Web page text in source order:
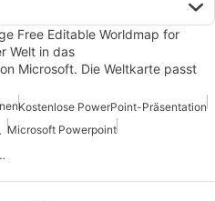
Free Editable Worldmap for
Welt in das
Microsoft. Die Weltkarte passt
Kostenlose PowerPoint-Präsentation
Microsoft Powerpoint
Für Windows